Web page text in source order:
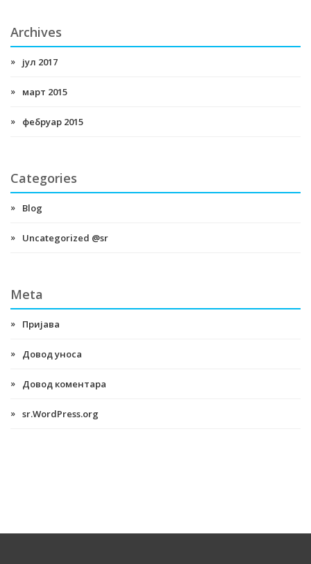
Archives
јул 2017
март 2015
фебруар 2015
Categories
Blog
Uncategorized @sr
Meta
Пријава
Довод уноса
Довод коментара
sr.WordPress.org